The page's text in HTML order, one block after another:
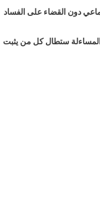
دون القضاء على الفساد
المساءلة ستطال كل من يثبت